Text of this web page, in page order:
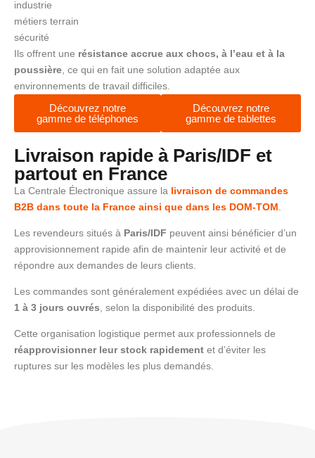
industrie
métiers terrain
sécurité
Ils offrent une résistance accrue aux chocs, à l’eau et à la
poussière , ce qui en fait une solution adaptée aux
environnements de travail difficiles.
Découvrez notre
gamme de téléphones
Découvrez notre
gamme de tablettes
Livraison rapide à Paris/IDF et
partout en France
La Centrale Électronique assure la livraison de commandes
B2B dans toute la France ainsi que dans les DOM-TOM
Les revendeurs situés à Paris/IDF peuvent ainsi bénéficier d’un
approvisionnement rapide afin de maintenir leur activité et de
répondre aux demandes de leurs clients.
Les commandes sont généralement expédiées avec un délai de
1 à 3 jours ouvrés , selon la disponibilité des produits.
Cette organisation logistique permet aux professionnels de
réapprovisionner leur stock rapidement et d’éviter les
ruptures sur les modèles les plus demandés.